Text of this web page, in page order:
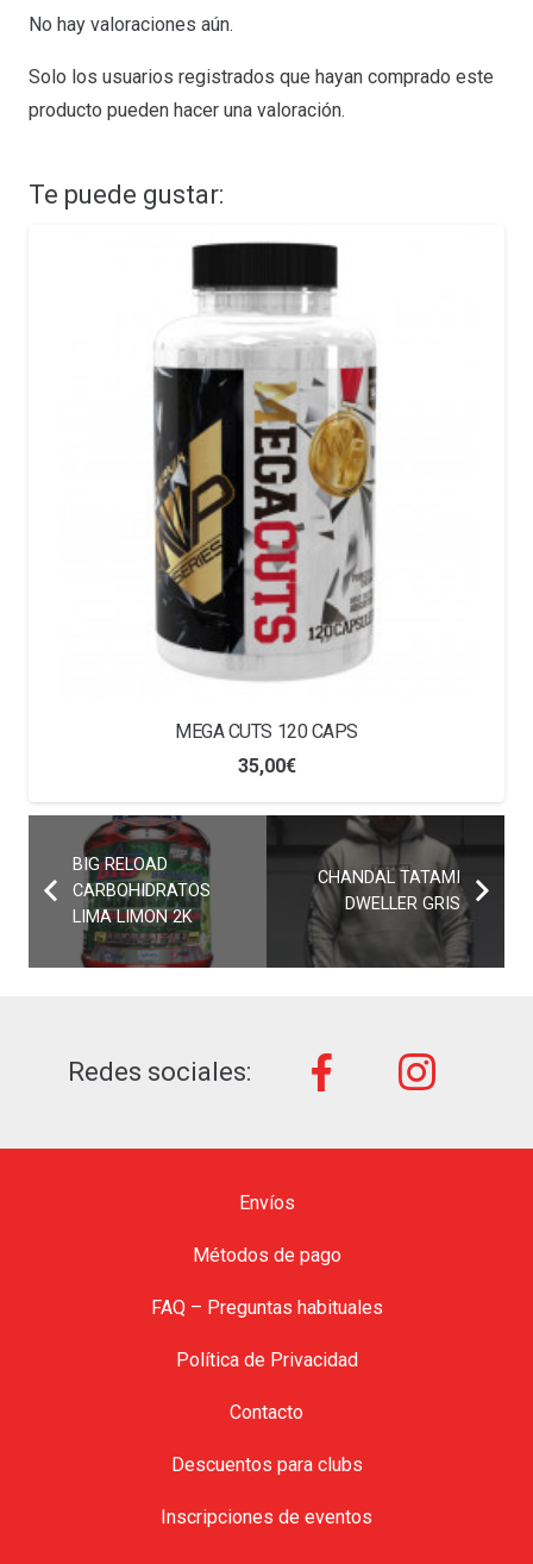
No hay valoraciones aún.
Solo los usuarios registrados que hayan comprado este
producto pueden hacer una valoración.
Te puede gustar:
MEGA CUTS 120 CAPS
35,00€
BIG RELOAD
CARBOHIDRATOS
LIMA LIMON 2K
CHANDAL TATAMI
DWELLER GRIS
Redes sociales:
Envíos
Métodos de pago
FAQ – Preguntas habituales
Política de Privacidad
Contacto
Descuentos para clubs
Inscripciones de eventos